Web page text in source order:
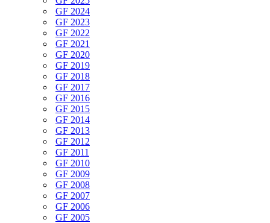
GF 2024
GF 2023
GF 2022
GF 2021
GF 2020
GF 2019
GF 2018
GF 2017
GF 2016
GF 2015
GF 2014
GF 2013
GF 2012
GF 2011
GF 2010
GF 2009
GF 2008
GF 2007
GF 2006
GF 2005